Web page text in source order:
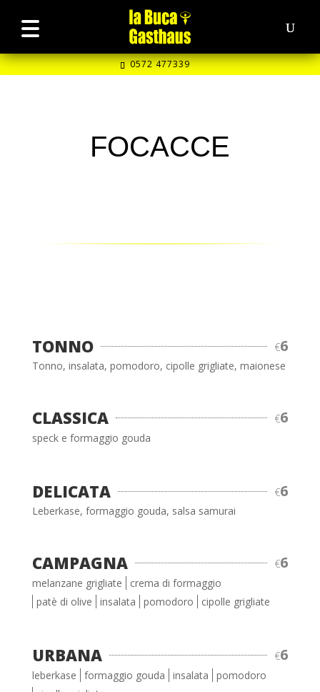
0572 477339
FOCACCE
TONNO €6
Tonno, insalata, pomodoro, cipolle grigliate, maionese
CLASSICA €6
speck e formaggio gouda
DELICATA €6
Leberkase, formaggio gouda, salsa samurai
CAMPAGNA €6
melanzane grigliate
crema di formaggio
patè di olive
insalata pomodoro cipolle grigliate
URBANA €6
leberkase formaggio gouda insalata
pomodoro